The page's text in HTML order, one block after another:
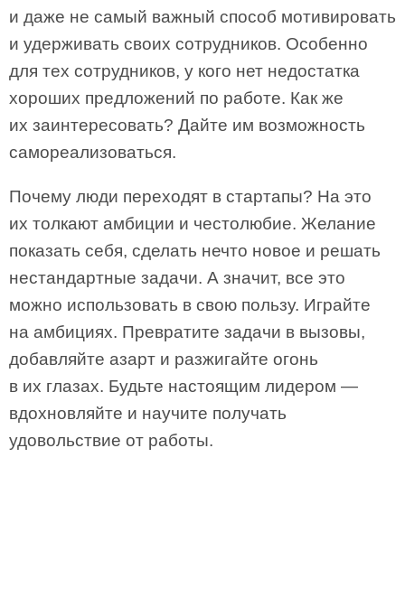
и даже не самый важный способ мотивировать
и удерживать своих сотрудников. Особенно
для тех сотрудников, у кого нет недостатка
хороших предложений по работе. Как же
их заинтересовать? Дайте им возможность
самореализоваться.
Почему люди переходят в стартапы? На это
их толкают амбиции и честолюбие. Желание
показать себя, сделать нечто новое и решать
нестандартные задачи. А значит, все это
можно использовать в свою пользу. Играйте
на амбициях. Превратите задачи в вызовы,
добавляйте азарт и разжигайте огонь
в их глазах. Будьте настоящим лидером —
вдохновляйте и научите получать
удовольствие от работы.